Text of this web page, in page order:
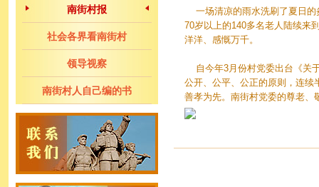
南街村报
社会各界看南街村
领导视察
南街村人自己编的书
一场清凉的雨水洗刷了夏日的
70岁以上的140多名老人陆续来
洋洋、感慨万千。
自今年3月份村党委出台《关
公开、公平、公正的原则，连续
善孝为先。南街村党委的尊老、